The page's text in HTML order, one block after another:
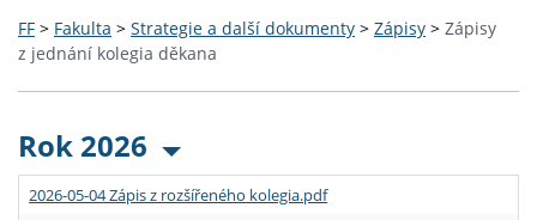
FF > Fakulta > Strategie a další dokumenty > Zápisy > Zápisy
z jednání kolegia děkana
Rok 2026
2026-05-04 Zápis z rozšířeného kolegia.pdf